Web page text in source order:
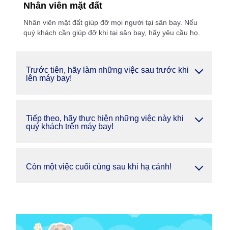
Nhân viên mặt đất
Nhân viên mặt đất giúp đỡ mọi người tại sân bay. Nếu
quý khách cần giúp đỡ khi tại sân bay, hãy yêu cầu họ.
Trước tiên, hãy làm những việc sau trước khi
lên máy bay!
Tiếp theo, hãy thực hiện những việc này khi
quý khách trên máy bay!
Còn một việc cuối cùng sau khi hạ cánh!